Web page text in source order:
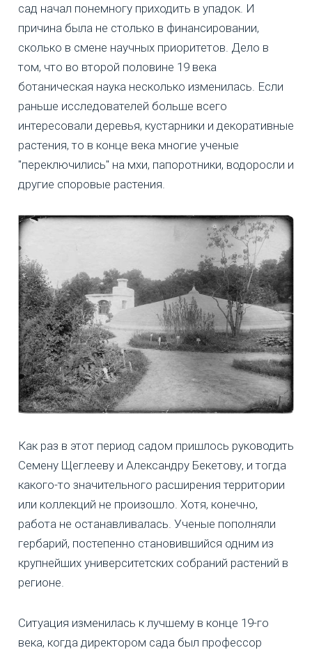
сад начал понемногу приходить в упадок. И
причина была не столько в финансировании,
сколько в смене научных приоритетов. Дело в
том, что во второй половине 19 века
ботаническая наука несколько изменилась. Если
раньше исследователей больше всего
интересовали деревья, кустарники и декоративные
растения, то в конце века многие ученые
"переключились" на мхи, папоротники, водоросли и
другие споровые растения.
Как раз в этот период садом пришлось руководить
Семену Щеглееву и Александру Бекетову, и тогда
какого-то значительного расширения территории
или коллекций не произошло. Хотя, конечно,
работа не останавливалась. Ученые пополняли
гербарий, постепенно становившийся одним из
крупнейших университетских собраний растений в
регионе.
Ситуация изменилась к лучшему в конце 19-го
века, когда директором сада был профессор